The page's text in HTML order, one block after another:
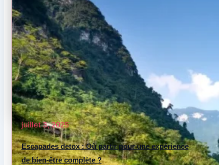
juillet 3, 2025
Escapades detox : Où partir pour une expérience
de bien-être complète ?